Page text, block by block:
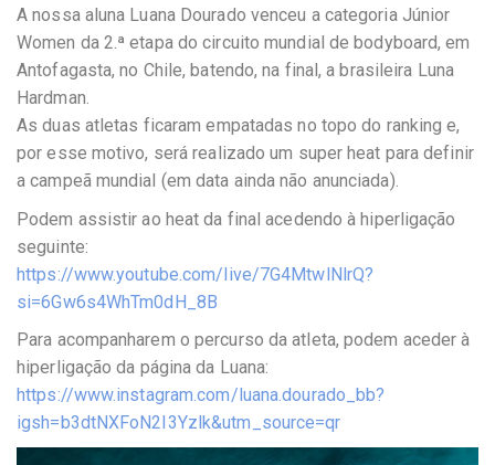
A nossa aluna Luana Dourado venceu a categoria Júnior
Women da 2.ª etapa do circuito mundial de bodyboard, em
Antofagasta, no Chile, batendo, na final, a brasileira Luna
Hardman.
As duas atletas ficaram empatadas no topo do ranking e,
por esse motivo, será realizado um super heat para definir
a campeã mundial (em data ainda não anunciada).
Podem assistir ao heat da final acedendo à hiperligação
seguinte:
https://www.youtube.com/live/7G4MtwlNlrQ?
si=6Gw6s4WhTm0dH_8B
Para acompanharem o percurso da atleta, podem aceder à
hiperligação da página da Luana:
https://www.instagram.com/luana.dourado_bb?
igsh=b3dtNXFoN2I3Yzlk&utm_source=qr